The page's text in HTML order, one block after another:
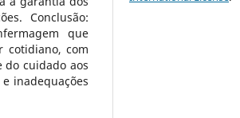
Conclusão:
que
cotidiano, com
cuidado aos
inadequações